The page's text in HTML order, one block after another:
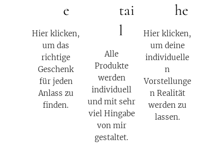
e
Hier klicken,
um das
richtige
Geschenk
für jeden
Anlass zu
finden.
tai
l
Alle
Produkte
werden
individuell
und mit sehr
viel Hingabe
von mir
gestaltet.
he
Hier klicken,
um deine
individuelle
n
Vorstellunge
n Realität
werden zu
lassen.